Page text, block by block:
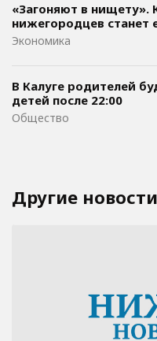
«Загоняют в нищету».
нижегородцев
Экономика
В Калуге родителей
детей после 22:00
Общество
Другие новости